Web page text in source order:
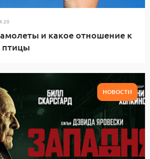
и какое отношение к
птицы
НОВОСТИ